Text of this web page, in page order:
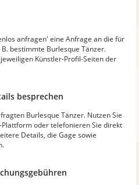
anfragen' eine Anfrage an die für
bestimmte Burlesque Tänzer.
Künstler-Profil-Seiten der
besprechen
Burlesque Tänzer. Nutzen Sie
oder telefonieren Sie direkt
Details, die Gage sowie